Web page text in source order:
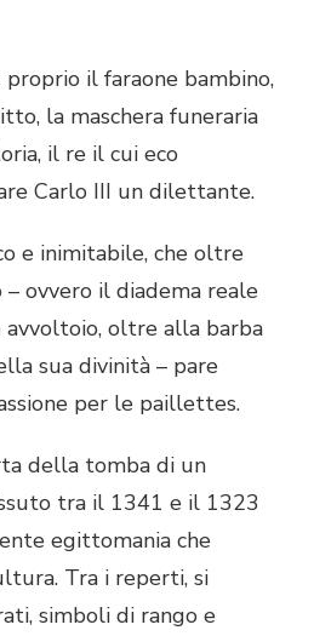
il faraone bambino,
la maschera funeraria
il re il cui eco
Carlo III un dilettante.
e inimitabile, che oltre
ovvero il diadema reale
avvoltoio, oltre alla barba
sua divinità – pare
per le paillettes.
della tomba di un
tra il 1341 e il 1323
egittomania che
Tra i reperti, si
simboli di rango e